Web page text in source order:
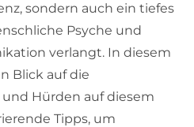
sondern auch ein tiefes
Psyche und
verlangt. In diesem
Blick auf die
Hürden auf diesem
Tipps, um